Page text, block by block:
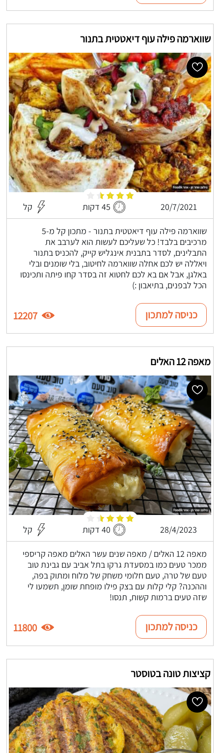
שווארמה פילה עוף דיאטטית בתנור
20/7/2021 45 דקות קל
שווארמה פילה עוף דיאטטית בתנור - מתכון קל מ-5
מרכיבים בלבד! כל שעליכם לעשות הוא לערבב את
התבלינים, לסדר בתבנית אינגליש קייק, להכניס בתנור
ויאללה יש לכם אחלה שווארמה לחיטוב, בלי שומנים ובלי
באלגן, אבל אם בא לכם לחטוא זה בסדר קחו פיתה ותכינסו
הכל לבפנים, בתיאבון :)
כניסה למתכון 12207
מאפה 12 האלים
28/4/2023 40 דקות קל
מאפה 12 האלים / מאפה שנים עשר האלים מאפה קריספי
ממכר טעים כמו במסעדת גרקו בתל אביב עם גבינת טוב
טעם של טרה, טעם חלומי משחק של מלוח ומתוק בפה,
וההכנה? קלי קלות עם בצק פילו מופחת שומן, תשמעו לי
שזה טעים ברמות קשות, תנסו!
כניסה למתכון 11800
קציצות טונה בטוסטר